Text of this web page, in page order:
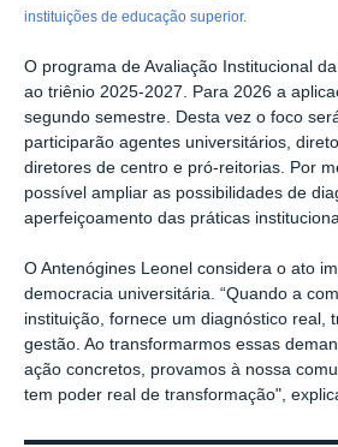
instituições de educação superior.
O programa de Avaliação Institucional
ao triênio 2025-2027. Para 2026 a
segundo semestre. Desta vez o foco
participarão agentes universitários,
diretores de centro e pró-reitorias. Por
possível ampliar as possibilidades de
aperfeiçoamento das práticas
O Antenógines Leonel considera o ato
democracia universitária. “Quando a
instituição, fornece um diagnóstico real,
gestão. Ao transformarmos essas
ação concretos, provamos à nossa
tem poder real de transformação",